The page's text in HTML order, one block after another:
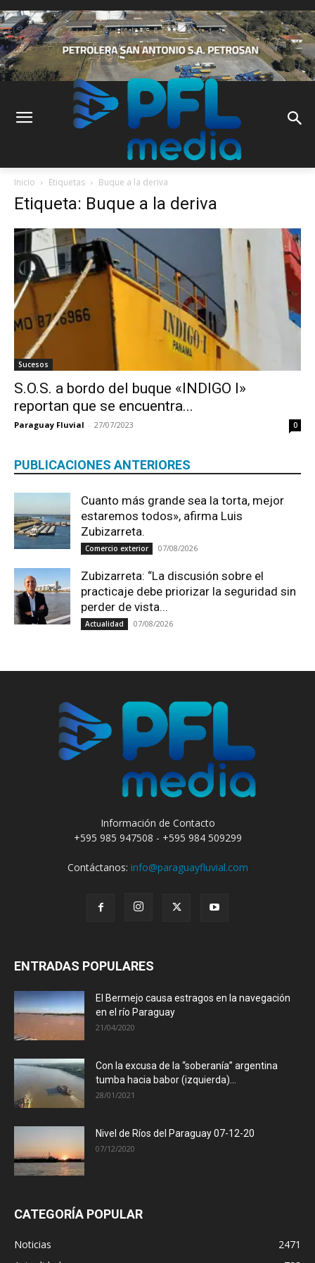
Inicio Etiquetas Buque a la deriva
Etiqueta: Buque a la deriva
Sucesos
S.O.S. a bordo del buque «INDIGO I»
reportan que se encuentra...
Paraguay Fluvial - 27/07/2023 0
PUBLICACIONES ANTERIORES
Cuanto más grande sea la torta, mejor
estaremos todos», afirma Luis
Zubizarreta.
Comercio exterior 07/08/2026
Zubizarreta: “La discusión sobre el
practicaje debe priorizar la seguridad sin
perder de vista...
Actualidad 07/08/2026
Información de Contacto
+595 985 947508 - +595 984 509299
Contáctanos: info@paraguayfluvial.com
ENTRADAS POPULARES
El Bermejo causa estragos en la navegación
en el río Paraguay
21/04/2020
Con la excusa de la “soberanía” argentina
tumba hacia babor (izquierda)...
28/01/2021
Nivel de Ríos del Paraguay 07-12-20
07/12/2020
CATEGORÍA POPULAR
Noticias
2471